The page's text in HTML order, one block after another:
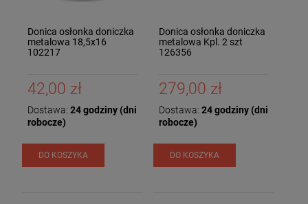
Donica osłonka doniczka
metalowa 18,5x16
102217
42,00 zł
Dostawa: 24 godziny (dni
robocze)
DO KOSZYKA
Donica osłonka doniczka
metalowa Kpl. 2 szt
126356
279,00 zł
Dostawa: 24 godziny (dni
robocze)
DO KOSZYKA